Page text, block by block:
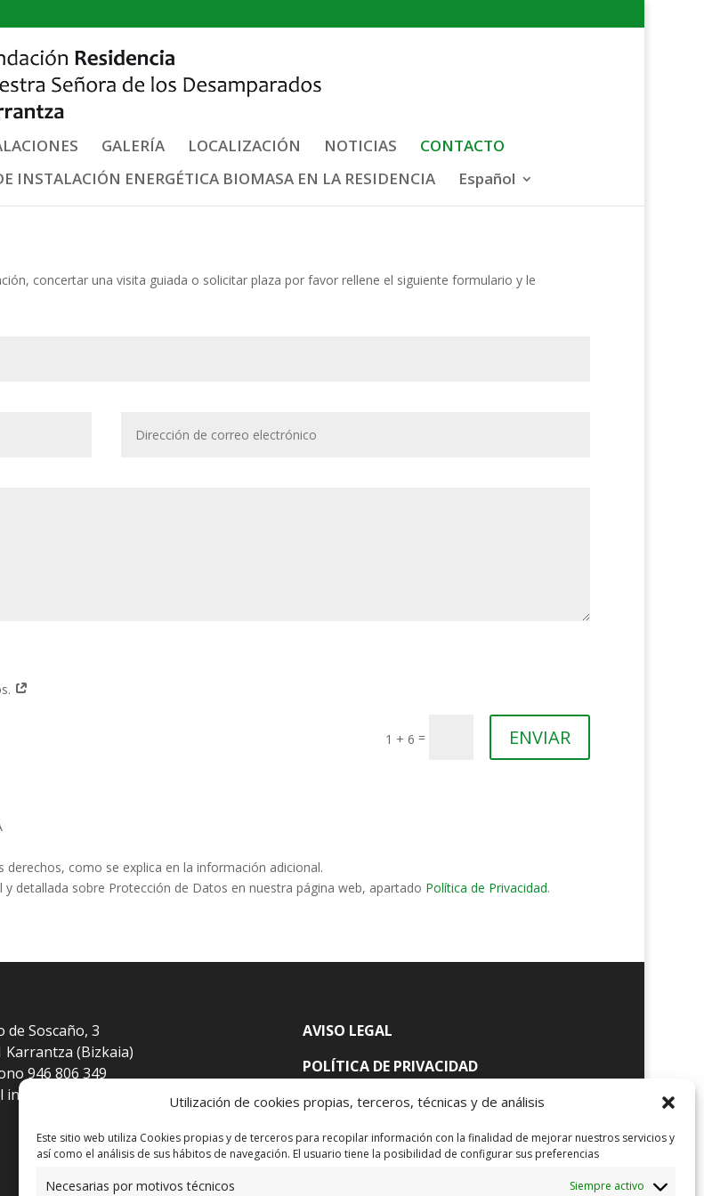
Utilización de cookies propias, terceros, técnicas y de análisis
Este sitio web utiliza Cookies propias y de terceros para recopilar información con la finalidad de mejorar nuestros servicios y
así como el análisis de sus hábitos de navegación. El usuario tiene la posibilidad de configurar sus preferencias
Necesarias por motivos técnicos Siempre activo
GALERÍA LOCALIZACIÓN NOTICIAS
CONTACTO
INSTALACIÓN ENERGÉTICA BIOMASA EN LA RESIDENCIA Español
concertar una visita guiada o solicitar plaza por favor rellene el siguiente formulario y le
1 + 6 = ENVIAR
como se explica en la información adicional.
detallada sobre Protección de Datos en nuestra página web, apartado Política de Privacidad.
de Soscaño, 3
Karrantza (Bizkaia)
946 806 349
info@residenciakarrantza.eus
AVISO LEGAL
POLÍTICA DE PRIVACIDAD
POLÍTICA DE PRIVACIDAD REDES
POLÍTICA DE COOKIES